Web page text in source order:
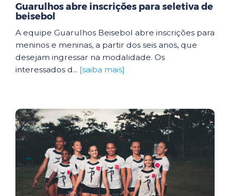
Guarulhos abre inscrições para seletiva de
beisebol
A equipe Guarulhos Beisebol abre inscrições para
meninos e meninas, a partir dos seis anos, que
desejam ingressar na modalidade. Os
interessados d... [saiba mais]